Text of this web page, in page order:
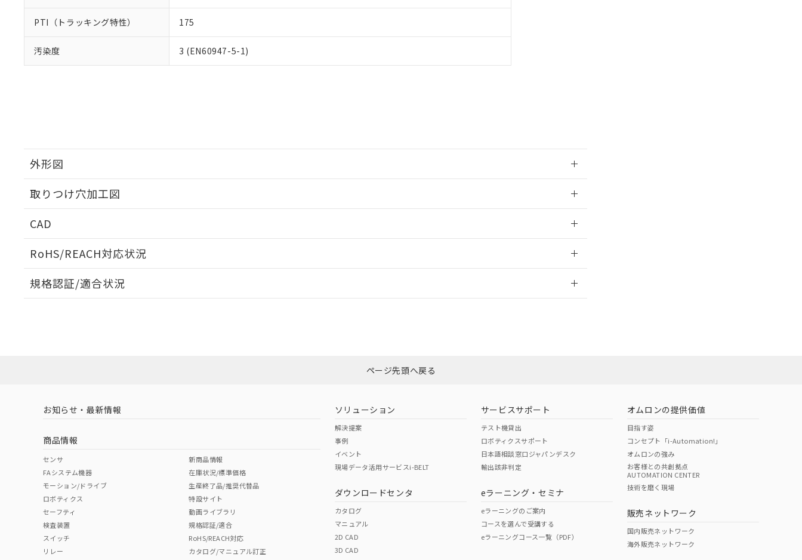
PTI（トラッキング特性） 175
汚染度 3 (EN60947-5-1)
外形図
取りつけ穴加工図
CAD
RoHS/REACH対応状況
EU RoHS 注意事項・凡例
ダウンロードはこちら
中国 RoHS 注意事項・凡例
中国 RoHS表
Pb Hg Cr(VI)
O O
規格認証/適合状況
ページ先頭へ戻る
お知らせ・最新情報
商品情報
センサ
FAシステム機器
モーション/ドライブ
ロボティクス
セーフティ
検査装置
スイッチ
リレー
新商品情報
在庫状況/標準価格
生産終了品/推奨代替品
特設サイト
動画ライブラリ
規格認証/適合
RoHS/REACH対応
カタログ/マニュアル訂正
ソリューション
解決提案
事例
イベント
現場データ活用サービスi-BELT
ダウンロードセンタ
カタログ
マニュアル
2D CAD
3D CAD
サービスサポート
テスト機貸出
ロボティクスサポート
日本語相談窓口ジャパンデスク
輸出該非判定
eラーニング・セミナ
eラーニングのご案内
コースを選んで受講する
eラーニングコース一覧（PDF）
オムロンの提供価値
目指す姿
コンセプト「i-Automation!」
オムロンの強み
お客様との共創拠点
AUTOMATION CENTER
技術を磨く現場
販売ネットワーク
国内販売ネットワーク
海外販売ネットワーク